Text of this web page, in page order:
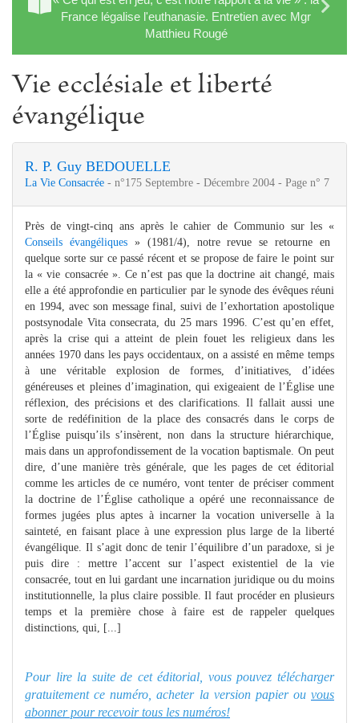
France légalise l'euthanasie. Entretien avec Mgr
Matthieu Rougé
Vie ecclésiale et liberté
évangélique
R. P. Guy BEDOUELLE
La Vie Consacrée - n°175 Septembre - Décembre 2004 - Page n° 7
Près de vingt-cinq ans après le cahier de Communio sur les «
Conseils évangéliques» (1981/4), notre revue se retourne en
quelque sorte sur ce passé récent et se propose de faire le point sur
la « vie consacrée ». Ce n’est pas que la doctrine ait changé, mais
elle a été approfondie en particulier par le synode des évêques réuni
en 1994, avec son message final, suivi de l’exhortation apostolique
postsynodale Vita consecrata, du 25 mars 1996. C’est qu’en effet,
après la crise qui a atteint de plein fouet les religieux dans les
années 1970 dans les pays occidentaux, on a assisté en même temps
à une véritable explosion de formes, d’initiatives, d’idées
généreuses et pleines d’imagination, qui exigeaient de l’Église une
réflexion, des précisions et des clarifications. Il fallait aussi une
sorte de redéfinition de la place des consacrés dans le corps de
l’Église puisqu’ils s’insèrent, non dans la structure hiérarchique,
mais dans un approfondissement de la vocation baptismale. On peut
dire, d’une manière très générale, que les pages de cet éditorial
comme les articles de ce numéro, vont tenter de préciser comment
la doctrine de l’Église catholique a opéré une reconnaissance de
formes jugées plus aptes à incarner la vocation universelle à la
sainteté, en faisant place à une expression plus large de la liberté
évangélique. Il s’agit donc de tenir l’équilibre d’un paradoxe, si je
puis dire : mettre l’accent sur l’aspect existentiel de la vie
consacrée, tout en lui gardant une incarnation juridique ou du moins
institutionnelle, la plus claire possible. Il faut procéder en plusieurs
temps et la première chose à faire est de rappeler quelques
distinctions, qui, [...]
Pour lire la suite de cet éditorial, vous pouvez télécharger
gratuitement ce numéro, acheter la version papier ou vous
abonner pour recevoir tous les numéros!